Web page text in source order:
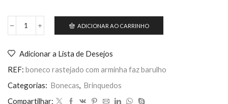
R$ 23,00.R$ 20,00.
boneco
arminha
faz
quantidade
ADICIONAR AO CARRINHO
Adicionar a Lista de Desejos
REF: boneco rastejado com arminha faz barulho
Categorias: Bonecas, Brinquedos
Compartilhar: